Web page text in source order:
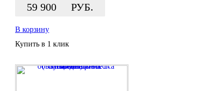
59 900 РУБ.
В корзину
Купить в 1 клик